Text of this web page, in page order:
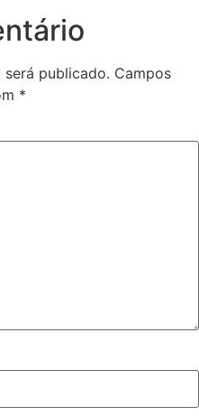
será publicado. Campos
*